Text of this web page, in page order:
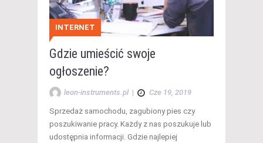
INTERNET
Gdzie umieścić swoje
ogłoszenie?
leon-instruments.pl | Cze 19, 2019
Sprzedaż samochodu, zagubiony pies czy
poszukiwanie pracy. Każdy z nas poszukuje lub
udostępnia informacji. Gdzie najlepiej